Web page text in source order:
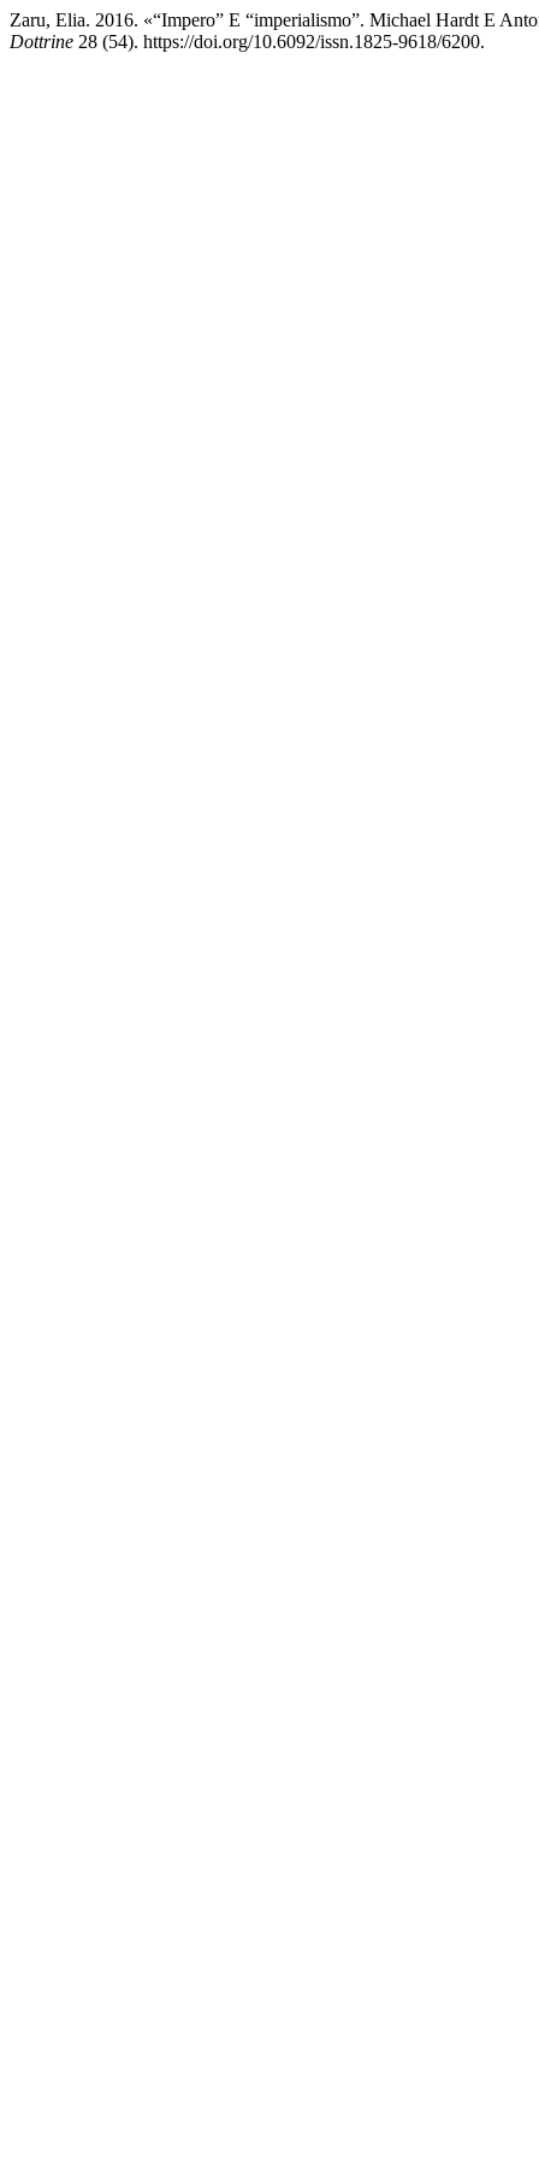
Zaru, Elia. 2016. «“Impero” E “imperialismo”. Michael Hardt E
Dottrine 28 (54). https://doi.org/10.6092/issn.1825-9618/6200.